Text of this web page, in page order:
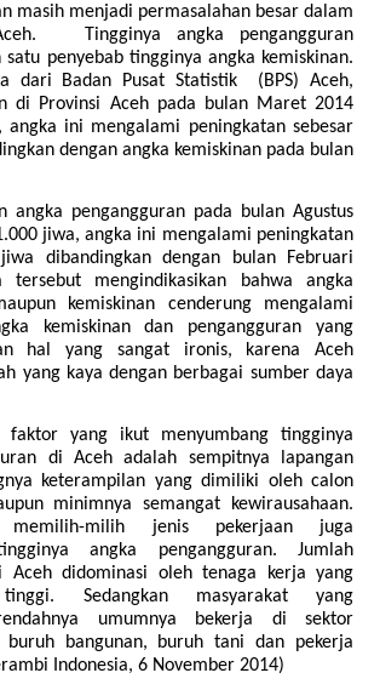
masih menjadi permasalahan besar dalam
Tingginya angka pengangguran
satu penyebab tingginya angka kemiskinan.
dari Badan Pusat Statistik (BPS) Aceh,
di Provinsi Aceh pada bulan Maret 2014
angka ini mengalami peningkatan sebesar
dengan angka kemiskinan pada bulan
angka pengangguran pada bulan Agustus
jiwa, angka ini mengalami peningkatan
dibandingkan dengan bulan Februari
mengindikasikan bahwa angka
kemiskinan cenderung mengalami
kemiskinan dan pengangguran yang
hal yang sangat ironis, karena Aceh
yang kaya dengan berbagai sumber daya
faktor yang ikut menyumbang tingginya
di Aceh adalah sempitnya lapangan
keterampilan yang dimiliki oleh calon
minimnya semangat kewirausahaan.
memilih-milih jenis pekerjaan juga
angka pengangguran. Jumlah
Aceh didominasi oleh tenaga kerja yang
tinggi. Sedangkan masyarakat yang
umumnya bekerja di sektor
bangunan, buruh tani dan pekerja
Indonesia, 6 November 2014)